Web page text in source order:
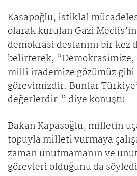
Kasapoğlu, istiklal
olarak kurulan Gazi Meclis’in
demokrasi destanını bir kez
belirterek, “Demokrasimize,
milli irademize gözümüz
görevimizdir. Bunlar
değerlerdir.” diye konuştu.
Bakan Kapasoğlu, milletin
topuyla milleti vurmaya
zaman unutmamanın ve
görevleri olduğunu da